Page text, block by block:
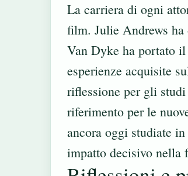
La carriera di ogni
film. Julie Andrews
Van Dyke ha portato
esperienze acquisite
riflessione per gli
riferimento per le
ancora oggi studiate
impatto decisivo nella